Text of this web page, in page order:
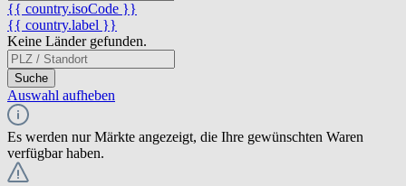
{{ country.isoCode }}
{{ country.label }}
Keine Länder gefunden.
Suche
Auswahl aufheben
Es werden nur Märkte angezeigt, die Ihre gewünschten Waren
verfügbar haben.